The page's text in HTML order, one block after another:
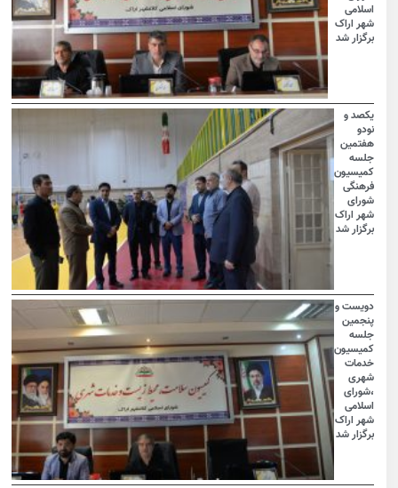
اسلامی
شهر اراک
برگزار شد
یکصد و
نودو
هفتمین
جلسه
کمیسیون
فرهنگی
شورای
شهر اراک
برگزار شد
دویست و
پنجمین
جلسه
کمیسیون
خدمات
شهری
،شورای
اسلامی
شهر اراک
برگزار شد